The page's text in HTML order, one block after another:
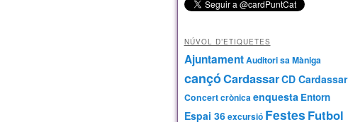
NÚVOL D’ETIQUETES
AjuntamentAuditori sa Màniga
cançóCardassarCD Cardassar
Concertcrònicaenquesta Entorn
Espai 36excursió Festes Futbol